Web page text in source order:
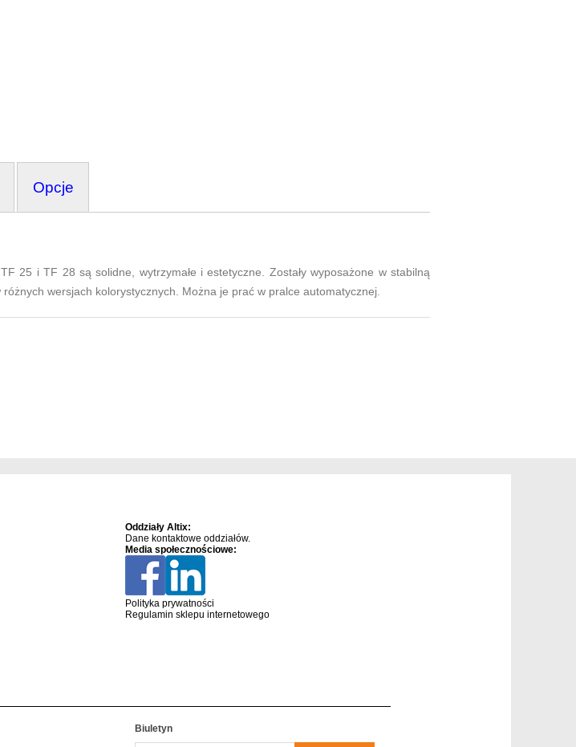
Opcje
25 i TF 28 są solidne, wytrzymałe i estetyczne. Zostały wyposażone w stabilną
wersjach kolorystycznych. Można je prać w pralce automatycznej.
Oddziały Altix:
Dane kontaktowe oddziałów.
Media społecznościowe:
Polityka prywatności
Regulamin sklepu internetowego
Biuletyn